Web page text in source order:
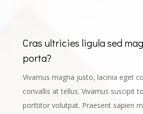
Cras ultricies ligula sed
porta?
Vivamus magna justo, lacinia eget
convallis at tellus. Vivamus suscipit
porttitor volutpat. Praesent sapien